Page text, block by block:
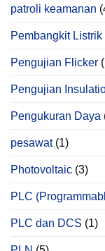
patroli keamanan
Pembangkit Listrik
Pengujian Flicker
Pengujian
Pengukuran Daya
pesawat(1)
Photovoltaic (3)
PLC
PLC dan DCS (1)